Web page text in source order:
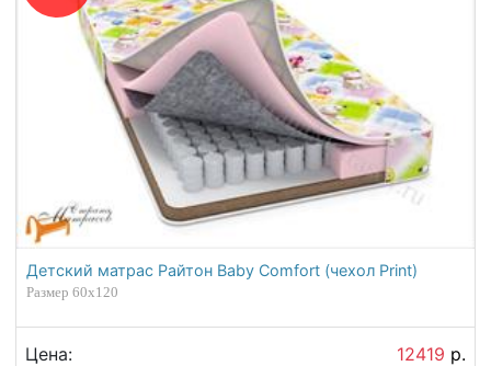
Детский матрас Райтон Baby Comfort (чехол Print)
Размер 60х120
Цена: 12419 р.